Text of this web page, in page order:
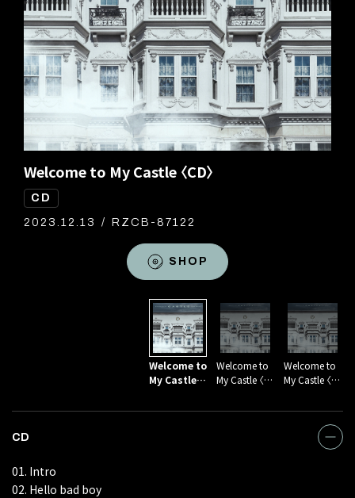
Welcome to My Castle 〈CD〉
CD
2023.12.13 RZCB-87122
SHOP
Welcome to My Castle 〈CD + DVD + photo
book(スペシャルBOX仕様)〉
CD DVD
RZCB-87120/B
SHOP
Welcome to My Castle 〈CD + Blu-ray Disc +
photo book(スペシャルBOX仕様)〉
CD Blu-ray Disc
RZCB-87121/B
SHOP
Welcome to
My Castle
Welcome to
My Castle 〈C
oto book(ス
Welcome to
My Castle 〈C
isc + photo b
ook(スペシャ
ルBOX仕様)〉
CD
01. Intro
02. Hello bad boy
CD
01. Intro
02. Hello bad boy
CD
01. Intro
02. Hello bad boy